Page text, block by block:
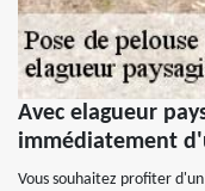
Avec elagueur
immédiatement
Vous souhaitez profiter